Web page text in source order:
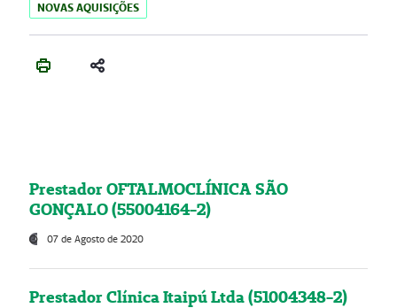
NOVAS AQUISIÇÕES
Prestador OFTALMOCLÍNICA SÃO
GONÇALO (55004164-2)
07 de Agosto de 2020
Prestador Clínica Itaipú Ltda (51004348-2)